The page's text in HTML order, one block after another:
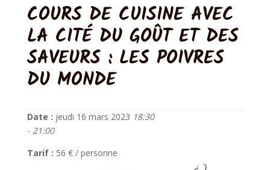
COURS DE CUISINE AVEC
LA CITÉ DU GOÛT ET DES
SAVEURS : LES POIVRES
DU MONDE
Date : jeudi 16 mars 2023 18:30
- 21:00
Tarif : 56 € / personne